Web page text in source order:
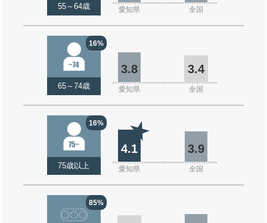
55～64歳 愛知県 全国
16%
65～74歳
3.8 3.4
愛知県 全国
16%
75歳以上
4.1 3.9
愛知県 全国
85%